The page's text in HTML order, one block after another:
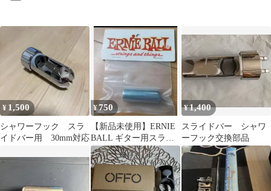
¥ 1,500
シャワーフック スラ
イドバー用 30mm対応
¥750
【新品未使用】ERNIE
BALL ギター用スライ
ドバー 小指用
¥1,400
スライドバー シャワ
ーフック交換部品